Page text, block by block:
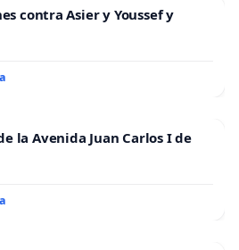
contra Asier y Youssef y
la Avenida Juan Carlos I de